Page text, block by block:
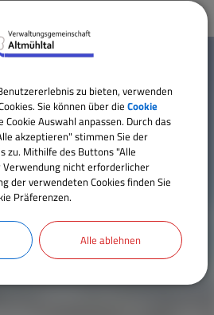
Bauen
zu bieten, verwenden
Sie können über die Cookie
Cookie Auswahl anpassen. Durch das
akzeptieren" stimmen Sie der
zu. Mithilfe des Buttons "Alle
Verwendung nicht erforderlicher
der verwendeten Cookies finden Sie
Präferenzen.
Alle ablehnen